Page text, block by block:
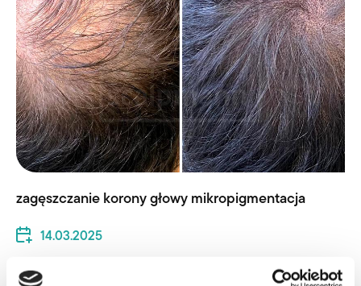
zagęszczanie korony głowy mikropigmentacja
14.03.2025